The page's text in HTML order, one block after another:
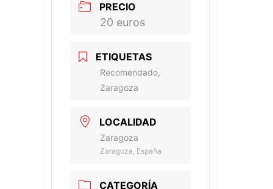
PRECIO
20 euros
ETIQUETAS
Recomendado,
Zaragoza
LOCALIDAD
Zaragoza
Zaragoza, España
CATEGORÍA